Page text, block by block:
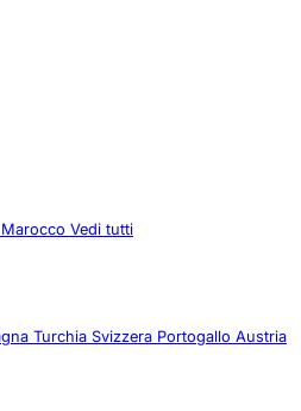
Marocco Vedi tutti
Turchia Svizzera Portogallo Austria